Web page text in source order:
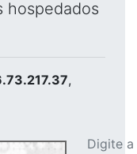
hospedados
,
Digite